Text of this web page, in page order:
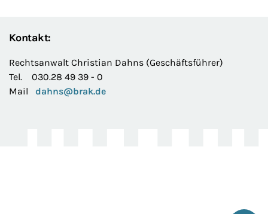
Kontakt:
Rechtsanwalt Christian Dahns (Geschäftsführer)
Tel. 030.28 49 39 - 0
Mail dahns@brak.de